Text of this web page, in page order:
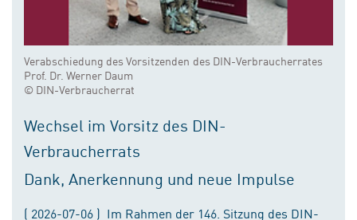
Verabschiedung des Vorsitzenden des DIN-Verbraucherrates
Prof. Dr. Werner Daum
© DIN-Verbraucherrat
Wechsel im Vorsitz des DIN-
Verbraucherrats
Dank, Anerkennung und neue Impulse
( 2026-07-06 ) Im Rahmen der 146. Sitzung des DIN-